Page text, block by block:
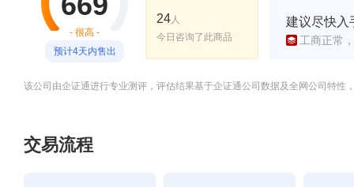
- 很高 -
预计4天内售出
24 人
今日咨询了此商品
建议尽快入
工商正常
该公司由企证通进行专业测评，评估结果基于企证通公司数据及全网公司特性
交易流程